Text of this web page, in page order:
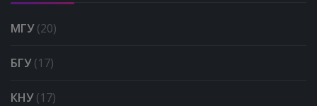
МГУ(20)
БГУ(17)
КНУ(17)